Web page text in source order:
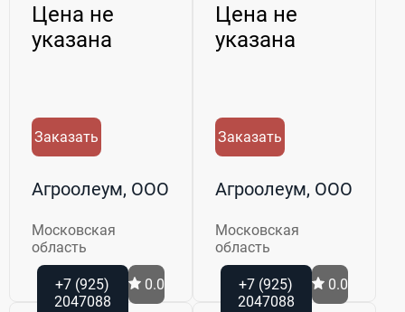
Цена не
указана
Заказать
Агроолеум, ООО
Московская
область
+7 (925)
2047088
0.0
Цена не
указана
Заказать
Агроолеум, ООО
Московская
область
+7 (925)
2047088
0.0